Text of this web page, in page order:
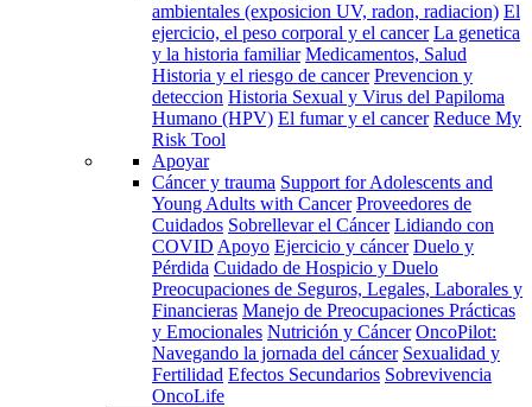
ambientales (exposicion UV, radon, radiacion) El
ejercicio, el peso corporal y el cancer La genetica
y la historia familiar Medicamentos, Salud
Historia y el riesgo de cancer Prevencion y
deteccion Historia Sexual y Virus del Papiloma
Humano (HPV) El fumar y el cancer Reduce My
Risk Tool
Apoyar
Cáncer y trauma Support for Adolescents and
Young Adults with Cancer Proveedores de
Cuidados Sobrellevar el Cáncer Lidiando con
COVID Apoyo Ejercicio y cáncer Duelo y
Pérdida Cuidado de Hospicio y Duelo
Preocupaciones de Seguros, Legales, Laborales y
Financieras Manejo de Preocupaciones Prácticas
y Emocionales Nutrición y Cáncer OncoPilot:
Navegando la jornada del cáncer Sexualidad y
Fertilidad Efectos Secundarios Sobrevivencia
OncoLife